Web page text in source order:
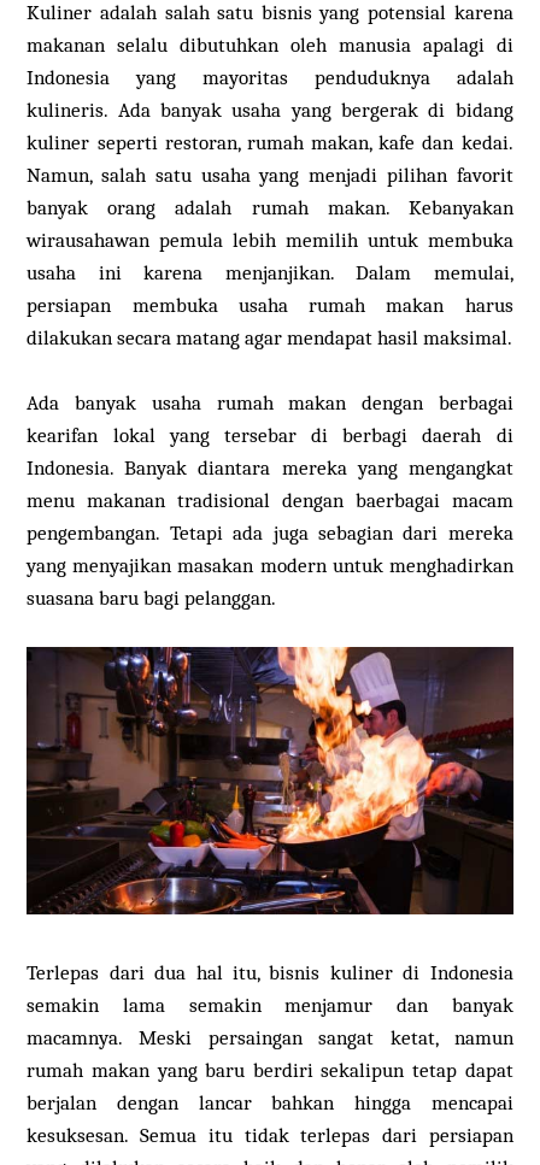
Kuliner adalah salah satu bisnis yang potensial karena
makanan selalu dibutuhkan oleh manusia apalagi di
Indonesia yang mayoritas penduduknya adalah
kulineris. Ada banyak usaha yang bergerak di bidang
kuliner seperti restoran, rumah makan, kafe dan kedai.
Namun, salah satu usaha yang menjadi pilihan favorit
banyak orang adalah rumah makan. Kebanyakan
wirausahawan pemula lebih memilih untuk membuka
usaha ini karena menjanjikan. Dalam memulai,
persiapan membuka usaha rumah makan harus
dilakukan secara matang agar mendapat hasil maksimal.
Ada banyak usaha rumah makan dengan berbagai
kearifan lokal yang tersebar di berbagi daerah di
Indonesia. Banyak diantara mereka yang mengangkat
menu makanan tradisional dengan baerbagai macam
pengembangan. Tetapi ada juga sebagian dari mereka
yang menyajikan masakan modern untuk menghadirkan
suasana baru bagi pelanggan.
Terlepas dari dua hal itu, bisnis kuliner di Indonesia
semakin lama semakin menjamur dan banyak
macamnya. Meski persaingan sangat ketat, namun
rumah makan yang baru berdiri sekalipun tetap dapat
berjalan dengan lancar bahkan hingga mencapai
kesuksesan. Semua itu tidak terlepas dari persiapan